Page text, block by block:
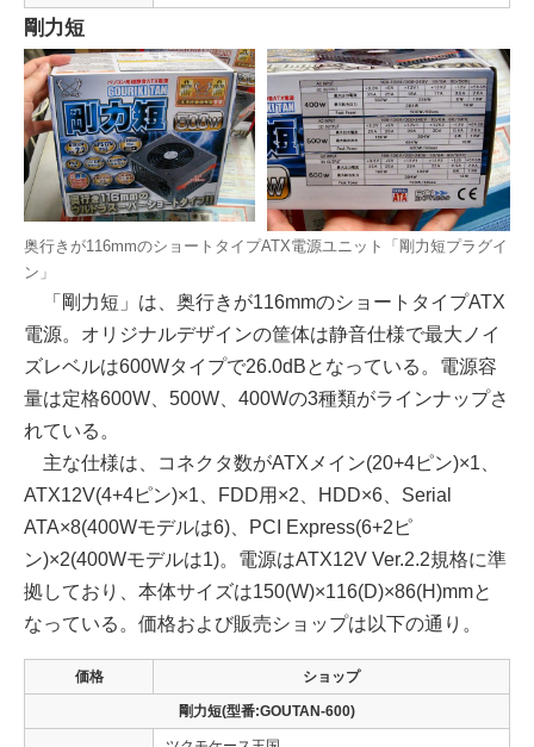
剛力短
奥行きが116mmのショートタイプATX電源ユニット「剛力短プラグイ
ン」
「剛力短」は、奥行きが116mmのショートタイプATX
電源。オリジナルデザインの筐体は静音仕様で最大ノイ
ズレベルは600Wタイプで26.0dBとなっている。電源容
量は定格600W、500W、400Wの3種類がラインナップさ
れている。
主な仕様は、コネクタ数がATXメイン(20+4ピン)×1、
ATX12V(4+4ピン)×1、FDD用×2、HDD×6、Serial
ATA×8(400Wモデルは6)、PCI Express(6+2ピ
ン)×2(400Wモデルは1)。電源はATX12V Ver.2.2規格に準
拠しており、本体サイズは150(W)×116(D)×86(H)mmと
なっている。価格および販売ショップは以下の通り。
価格 ショップ
剛力短(型番:GOUTAN-600)